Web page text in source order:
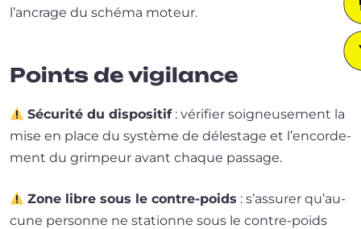
l’an­crage du sché­ma moteur.
Points de vigilance
Sécurité du dis­po­si­tif: véri­fier soi­gneu­se­ment la
mise en place du sys­tème de déles­tage et l’en­cor­de­
ment du grim­peur avant chaque passage.
Zone libre sous le contre-poids : s’as­su­rer qu’au­
cune per­sonne ne sta­tionne sous le contre-poids